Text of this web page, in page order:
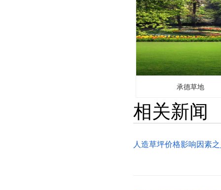
承德草地
相关新闻
人造草坪价格影响因素